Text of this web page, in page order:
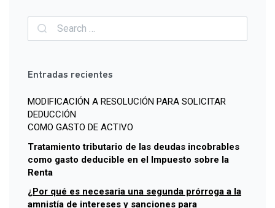
Entradas recientes
MODIFICACIÓN A RESOLUCIÓN PARA SOLICITAR
DEDUCCIÓN
COMO GASTO DE ACTIVO
Tratamiento tributario de las deudas incobrables
como gasto deducible en el Impuesto sobre la
Renta
¿Por qué es necesaria una segunda prórroga a la
amnistía de intereses y sanciones para